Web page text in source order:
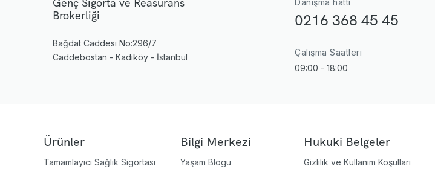
Brokerliği
Bağdat Caddesi No:296/7
Caddebostan - Kadıköy - İstanbul
Danışma hattı
0216 368 45 45
Çalışma Saatleri
09:00 - 18:00
Ürünler
Tamamlayıcı Sağlık Sigortası
Bilgi Merkezi
Yaşam Blogu
Hukuki Belgeler
Gizlilik ve Kullanım Koşulları